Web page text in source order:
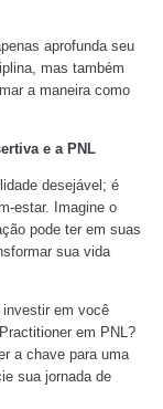
aprofunda seu
mas também
a maneira como
e a PNL
desejável; é
estar. Imagine o
pode ter em suas
sua vida
investir em você
em PNL?
a chave para uma
sua jornada de